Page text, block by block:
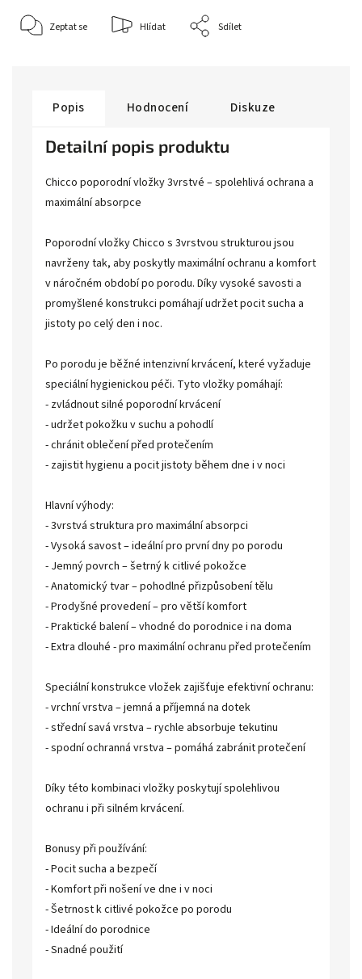
Zeptat se Hlídat Sdílet
Popis Hodnocení Diskuze
Detailní popis produktu
Chicco poporodní vložky 3vrstvé – spolehlivá ochrana a
maximální absorpce
Poporodní vložky Chicco s 3vrstvou strukturou jsou
navrženy tak, aby poskytly maximální ochranu a komfort
v náročném období po porodu. Díky vysoké savosti a
promyšlené konstrukci pomáhají udržet pocit sucha a
jistoty po celý den i noc.
Po porodu je běžné intenzivní krvácení, které vyžaduje
speciální hygienickou péči. Tyto vložky pomáhají:
- zvládnout silné poporodní krvácení
- udržet pokožku v suchu a pohodlí
- chránit oblečení před protečením
- zajistit hygienu a pocit jistoty během dne i v noci
Hlavní výhody:
- 3vrstvá struktura pro maximální absorpci
- Vysoká savost – ideální pro první dny po porodu
- Jemný povrch – šetrný k citlivé pokožce
- Anatomický tvar – pohodlné přizpůsobení tělu
- Prodyšné provedení – pro větší komfort
- Praktické balení – vhodné do porodnice i na doma
- Extra dlouhé - pro maximální ochranu před protečením
Speciální konstrukce vložek zajišťuje efektivní ochranu:
- vrchní vrstva – jemná a příjemná na dotek
- střední savá vrstva – rychle absorbuje tekutinu
- spodní ochranná vrstva – pomáhá zabránit protečení
Díky této kombinaci vložky poskytují spolehlivou
ochranu i při silném krvácení.
Bonusy při používání:
- Pocit sucha a bezpečí
- Komfort při nošení ve dne i v noci
- Šetrnost k citlivé pokožce po porodu
- Ideální do porodnice
- Snadné použití